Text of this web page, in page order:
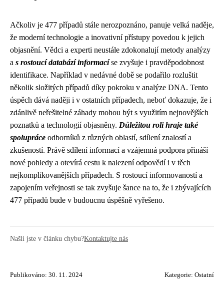
Ačkoliv je 477 případů stále nerozpoznáno, panuje velká naděje,
že moderní technologie a inovativní přístupy povedou k jejich
objasnění. Vědci a experti neustále zdokonalují metody analýzy
a s rostoucí databází informacíse zvyšuje i pravděpodobnost
identifikace. Například v nedávné době se podařilo rozluštit
několik složitých případů díky pokroku v analýze DNA. Tento
úspěch dává naději i v ostatních případech, neboť dokazuje, že i
zdánlivě neřešitelné záhady mohou být s využitím nejnovějších
poznatků a technologií objasněny. Důležitou roli hraje také
spolupráce odborníků z různých oblastí, sdílení znalostí a
zkušeností. Právě sdílení informací a vzájemná podpora přináší
nové pohledy a otevírá cestu k nalezení odpovědí i v těch
nejkomplikovanějších případech. S rostoucí informovaností a
zapojením veřejnosti se tak zvyšuje šance na to, že i zbývajících
477 případů bude v budoucnu úspěšně vyřešeno.
Našli jste v článku chybu?Kontaktujte nás
Publikováno: 30. 11. 2024 Kategorie: Ostatní